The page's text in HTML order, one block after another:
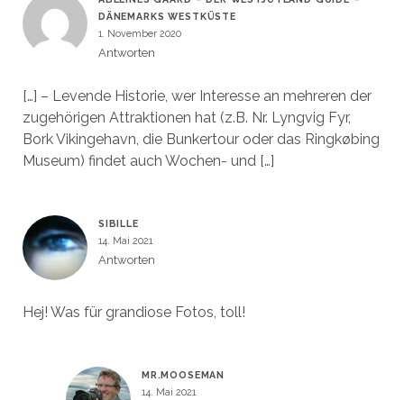
DÄNEMARKS WESTKÜSTE
1. November 2020
Antworten
[…] – Levende Historie, wer Interesse an mehreren der
zugehörigen Attraktionen hat (z.B. Nr. Lyngvig Fyr,
Bork Vikingehavn, die Bunkertour oder das Ringkøbing
Museum) findet auch Wochen- und […]
SIBILLE
14. Mai 2021
Antworten
Hej! Was für grandiose Fotos, toll!
MR.MOOSEMAN
14. Mai 2021